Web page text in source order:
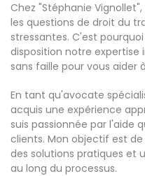
Chez "Stéphanie
les questions de droit du
stressantes. C'est
disposition notre
sans faille pour vous aider
En tant qu'avocate
acquis une expérience
suis passionnée par l'aide
clients. Mon objectif est
des solutions pratiques et
au long du processus.